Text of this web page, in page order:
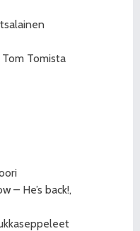
Tom Tomista
– He’s back!,